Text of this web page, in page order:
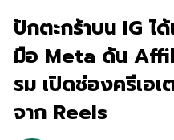
ปักตะกร้าบน IG ไ
มือ Meta ดัน
รม เปิดช่องครีเอเ
จาก Reels